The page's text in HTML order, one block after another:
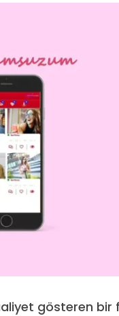
gösteren bir